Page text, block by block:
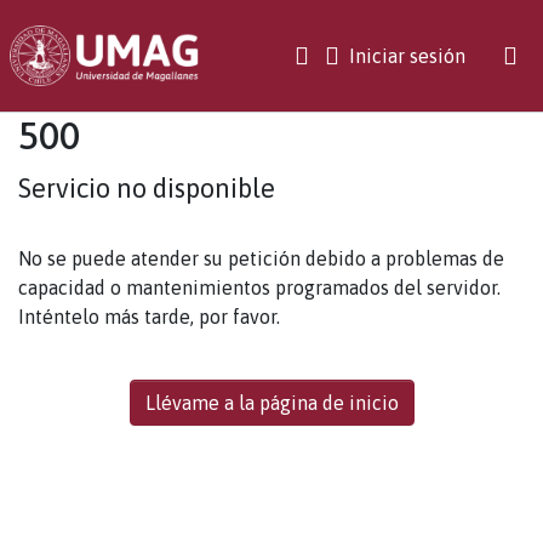
Iniciar sesión(current)
500
Servicio no disponible
No se puede atender su petición debido a problemas de
capacidad o mantenimientos programados del servidor.
Inténtelo más tarde, por favor.
Llévame a la página de inicio